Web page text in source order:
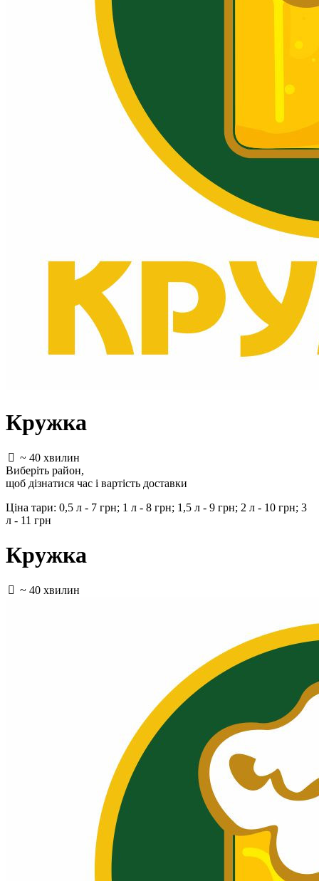
Кружка
~ 40 хвилин
Виберіть район,
щоб дізнатися час і вартість доставки
Ціна тари: 0,5 л - 7 грн; 1 л - 8 грн; 1,5 л - 9 грн; 2 л - 10 грн; 3
л - 11 грн
Кружка
~ 40 хвилин